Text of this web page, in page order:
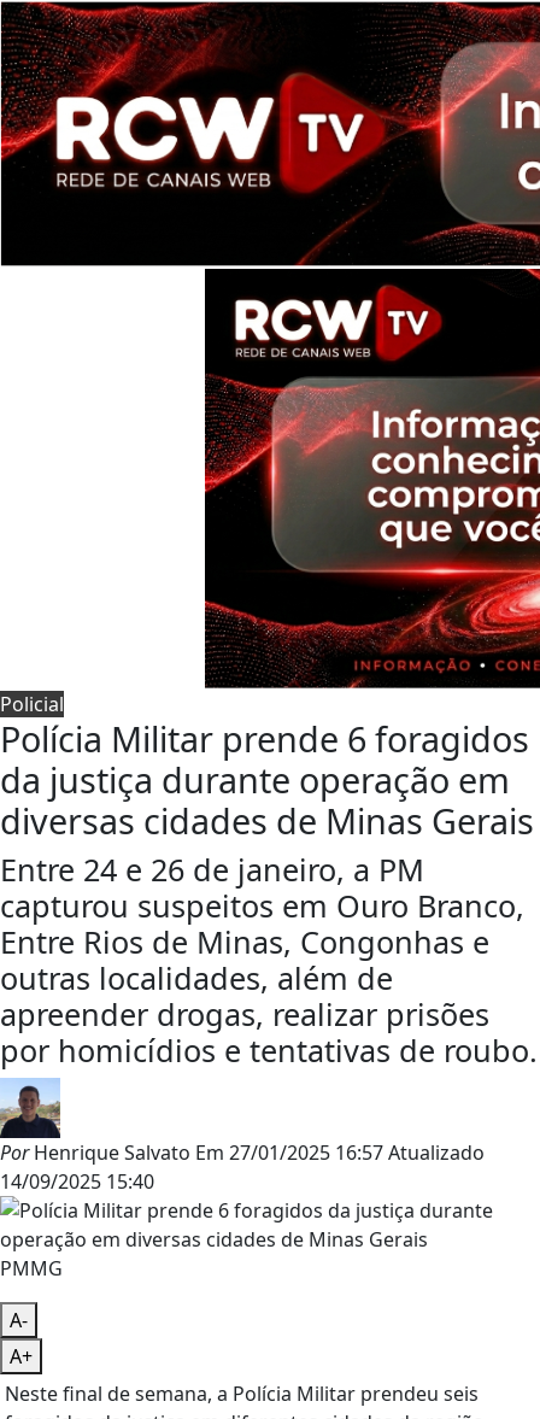
Policial
Polícia Militar prende 6 foragidos
da justiça durante operação em
diversas cidades de Minas Gerais
Entre 24 e 26 de janeiro, a PM
capturou suspeitos em Ouro Branco,
Entre Rios de Minas, Congonhas e
outras localidades, além de
apreender drogas, realizar prisões
por homicídios e tentativas de roubo.
PorHenrique Salvato Em 27/01/2025 16:57Atualizado
14/09/2025 15:40
PMMG
A-
A+
Neste final de semana, a Polícia Militar prendeu seis